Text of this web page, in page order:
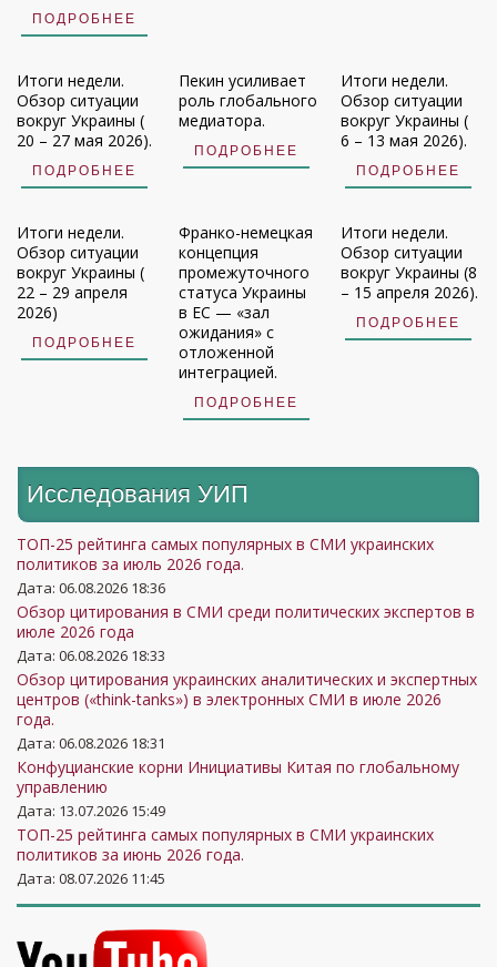
ПОДРОБНЕЕ
Итоги недели.
Обзор ситуации
вокруг Украины (
20 – 27 мая 2026).
ПОДРОБНЕЕ
Пекин усиливает
роль глобального
медиатора.
ПОДРОБНЕЕ
Итоги недели.
Обзор ситуации
вокруг Украины (
6 – 13 мая 2026).
ПОДРОБНЕЕ
Итоги недели.
Обзор ситуации
вокруг Украины (
22 – 29 апреля
2026)
ПОДРОБНЕЕ
Франко-немецкая
концепция
промежуточного
статуса Украины
в ЕС — «зал
ожидания» с
отложенной
интеграцией.
ПОДРОБНЕЕ
Итоги недели.
Обзор ситуации
вокруг Украины (8
– 15 апреля 2026).
ПОДРОБНЕЕ
Исследования УИП
ТОП-25 рейтинга самых популярных в СМИ украинских
политиков за июль 2026 года.
Дата: 06.08.2026 18:36
Обзор цитирования в СМИ среди политических экспертов в
июле 2026 года
Дата: 06.08.2026 18:33
Обзор цитирования украинских аналитических и экспертных
центров («think-tanks») в электронных СМИ в июле 2026
года.
Дата: 06.08.2026 18:31
Конфуцианские корни Инициативы Китая по глобальному
управлению
Дата: 13.07.2026 15:49
ТОП-25 рейтинга самых популярных в СМИ украинских
политиков за июнь 2026 года.
Дата: 08.07.2026 11:45